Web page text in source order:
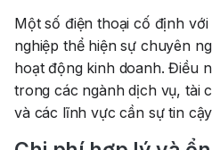
Một số điện thoại cố định
nghiệp thể hiện sự chuyên
hoạt động kinh doanh. Điều
trong các ngành dịch vụ, tài
và các lĩnh vực cần sự tin